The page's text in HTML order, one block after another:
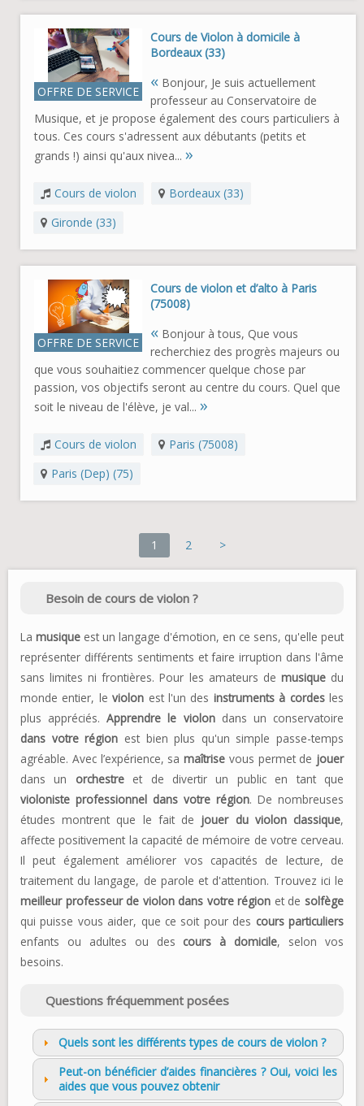
OFFRE DE SERVICE
Cours de Violon à domicile à
Bordeaux (33)
« Bonjour, Je suis actuellement
professeur au Conservatoire de
Musique, et je propose également des cours particuliers à
tous. Ces cours s'adressent aux débutants (petits et
grands !) ainsi qu'aux nivea... »
Cours de violon
Bordeaux (33)
Gironde (33)
OFFRE DE SERVICE
Cours de violon et d’alto à Paris
(75008)
« Bonjour à tous, Que vous
recherchiez des progrès majeurs ou
que vous souhaitiez commencer quelque chose par
passion, vos objectifs seront au centre du cours. Quel que
soit le niveau de l'élève, je val... »
Cours de violon
Paris (75008)
Paris (Dep) (75)
1 2 >
Besoin de cours de violon ?
La musique est un langage d'émotion, en ce sens, qu'elle peut
représenter différents sentiments et faire irruption dans l'âme
sans limites ni frontières. Pour les amateurs de musiquedu
monde entier, leviolon est l'un des instruments à cordesles
plus appréciés.Apprendre le violondans un conservatoire
dans votre région est bien plus qu'un simple passe-temps
agréable. Avec l’expérience, sa maîtrise vous permet de jouer
dans un orchestreet de divertir un public en tant que
violoniste professionnel dans votre région. De nombreuses
études montrent que le fait de jouer du violon classique,
affecte positivement la capacité de mémoire de votre cerveau.
Il peut également améliorer vos capacités de lecture, de
traitement du langage, de parole et d'attention. Trouvez ici le
meilleur professeur de violon dans votre région et desolfège
qui puisse vous aider, que ce soit pour des cours particuliers
enfants ou adultes ou des cours à domicile, selon vos
besoins.
Questions fréquemment posées
Quels sont les différents types de cours de violon ?
Peut-on bénéficier d’aides financières ? Oui, voici les
aides que vous pouvez obtenir